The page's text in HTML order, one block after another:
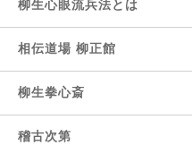
柳生心眼流兵法とは
相伝道場 柳正館
柳生拳心斎
稽古次第